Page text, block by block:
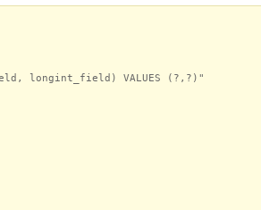
longint_field) VALUES (?,?)"